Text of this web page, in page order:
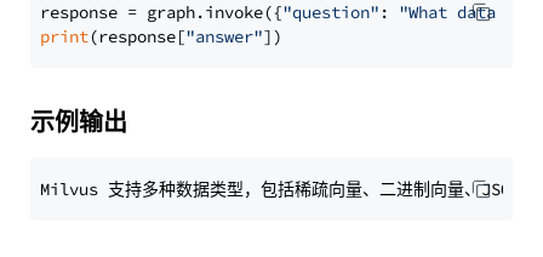
response = graph.invoke({"question" : "What data
print(response["answer"
示例输出